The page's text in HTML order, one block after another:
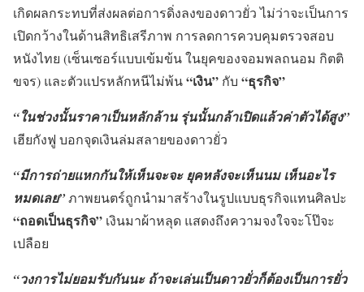
เกิดผลกระทบที่ส่งผลต่อการดิ่งลงของดาวยั่ว ไม่ว่าจะเป็นการ
เปิดกว้างในด้านสิทธิเสรีภาพ การลดการควบคุมตรวจสอบ
หนังไทย (เซ็นเซอร์แบบเข้มข้น ในยุคของจอมพลถนอม กิตติ
ขจร) และตัวแปรหลักหนีไม่พ้น“เงิน” กับ “ธุรกิจ”
“ในช่วงนั้นราคาเป็นหลักล้าน รุ่นนั้นกล้าเปิดแล้วค่าตัวได้สูง”
เฮียกังฟู บอกจุดเงินล่มสลายของดาวยั่ว
“มีการถ่ายแหกกันให้เห็นจะจะ ยุคหลังจะเห็นนม เห็นอะไร
หมดเลย”ภาพยนตร์ถูกนำมาสร้างในรูปแบบธุรกิจแทนศิลปะ
“ถอดเป็นธุรกิจ” เงินมาผ้าหลุด แสดงถึงความจงใจจะโป๊จะ
เปลือย
“วงการไม่ยอมรับกันนะ ถ้าจะเล่นเป็นดาวยั่วก็ต้องเป็นการยั่ว